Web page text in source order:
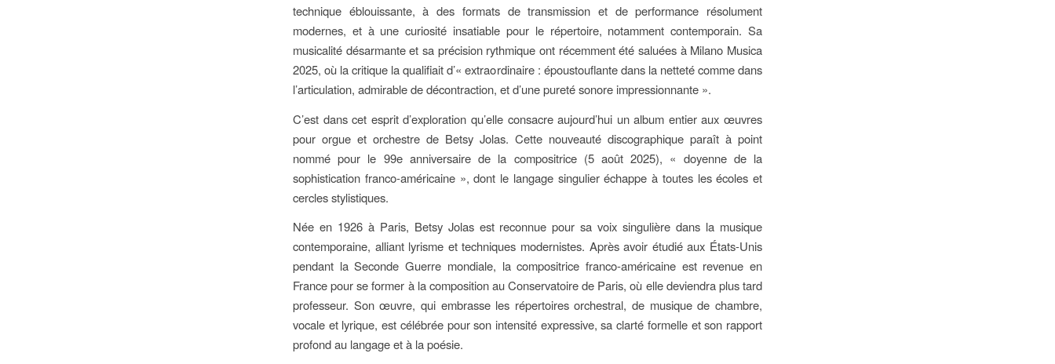
technique éblouissante, à des formats de transmission et de performance résolument
modernes, et à une curiosité insatiable pour le répertoire, notamment contemporain. Sa
musicalité désarmante et sa précision rythmique ont récemment été saluées à Milano Musica
2025, où la critique la qualifiait d’« extraordinaire : époustouflante dans la netteté comme dans
l’articulation, admirable de décontraction, et d’une pureté sonore impressionnante ».
C’est dans cet esprit d’exploration qu’elle consacre aujourd’hui un album entier aux œuvres
pour orgue et orchestre de Betsy Jolas. Cette nouveauté discographique paraît à point
nommé pour le 99e anniversaire de la compositrice (5 août 2025), « doyenne de la
sophistication franco-américaine », dont le langage singulier échappe à toutes les écoles et
cercles stylistiques.
Née en 1926 à Paris, Betsy Jolas est reconnue pour sa voix singulière dans la musique
contemporaine, alliant lyrisme et techniques modernistes. Après avoir étudié aux États-Unis
pendant la Seconde Guerre mondiale, la compositrice franco-américaine est revenue en
France pour se former à la composition au Conservatoire de Paris, où elle deviendra plus tard
professeur. Son œuvre, qui embrasse les répertoires orchestral, de musique de chambre,
vocale et lyrique, est célébrée pour son intensité expressive, sa clarté formelle et son rapport
profond au langage et à la poésie.